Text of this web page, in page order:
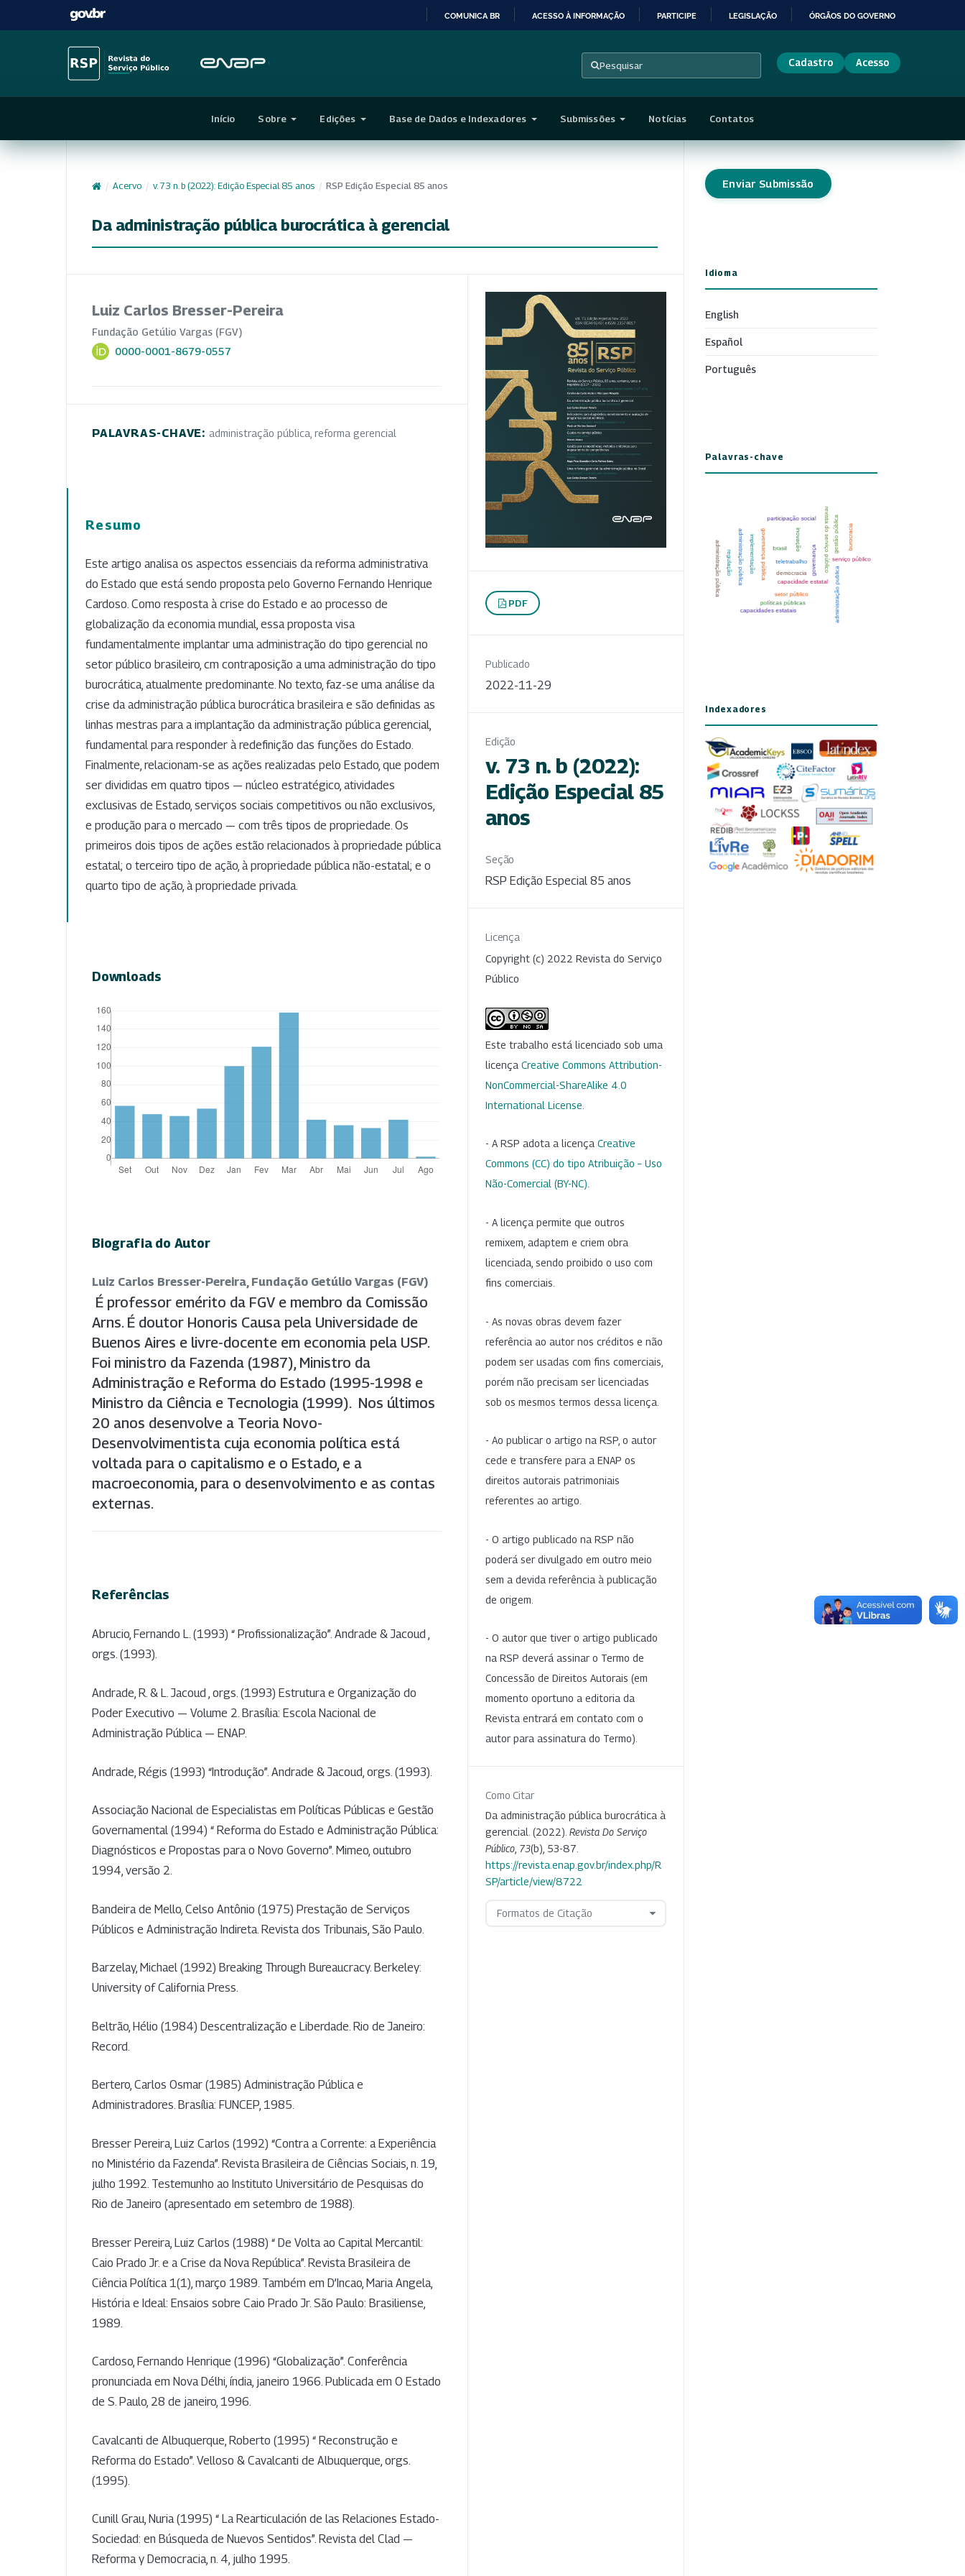
CONTEÚDO
COMUNICA BR ACESSO À INFORMAÇÃO PARTICIPE LEGISLAÇÃO ÓRGÃOS DO GOVERNO
Pesquisar Cadastro Acesso
Início Sobre Edições Base de Dados e Indexadores Submissões Notícias Contatos
/ Acervo / v. 73 n. b (2022): Edição Especial 85 anos / RSP Edição Especial 85 anos
Da administração pública burocrática à gerencial
Luiz Carlos Bresser-Pereira
Fundação Getúlio Vargas (FGV)
0000-0001-8679-0557
PALAVRAS-CHAVE: administração pública, reforma gerencial
Resumo
Este artigo analisa os aspectos essenciais da reforma administrativa
do Estado que está sendo proposta pelo Governo Fernando Henrique
Cardoso. Como resposta à crise do Estado e ao processo de
globalização da economia mundial, essa proposta visa
fundamentalmente implantar uma administração do tipo gerencial no
setor público brasileiro, cm contraposição a uma administração do tipo
burocrática, atualmente predominante. No texto, faz-se uma análise da
crise da administração pública burocrática brasileira e são definidas as
linhas mestras para a implantação da administração pública gerencial,
fundamental para responder à redefinição das funções do Estado.
Finalmente, relacionam-se as ações realizadas pelo Estado, que podem
ser divididas em quatro tipos — núcleo estratégico, atividades
exclusivas de Estado, serviços sociais competitivos ou não exclusivos,
e produção para o mercado — com três tipos de propriedade. Os
primeiros dois tipos de ações estão relacionados à propriedade pública
estatal; o terceiro tipo de ação, à propriedade pública não-estatal; e o
quarto tipo de ação, à propriedade privada.
Downloads
Biografia do Autor
Luiz Carlos Bresser-Pereira, Fundação Getúlio Vargas (FGV)
É professor emérito da FGV e membro da Comissão
Arns. É doutor Honoris Causa pela Universidade de
Buenos Aires e livre-docente em economia pela USP.
Foi ministro da Fazenda (1987), Ministro da
Administração e Reforma do Estado (1995-1998 e
Ministro da Ciência e Tecnologia (1999). Nos últimos
20 anos desenvolve a Teoria Novo-
Desenvolvimentista cuja economia política está
voltada para o capitalismo e o Estado, e a
macroeconomia, para o desenvolvimento e as contas
externas.
Referências
Abrucio, Fernando L. (1993) “ Profissionalização”. Andrade & Jacoud ,
orgs. (1993).
Andrade, R. & L. Jacoud , orgs. (1993) Estrutura e Organização do
Poder Executivo — Volume 2. Brasília: Escola Nacional de
Administração Pública — ENAP.
Andrade, Régis (1993) “Introdução”. Andrade & Jacoud, orgs. (1993).
Associação Nacional de Especialistas em Políticas Públicas e Gestão
Governamental (1994) “ Reforma do Estado e Administração Pública:
Diagnósticos e Propostas para o Novo Governo”. Mimeo, outubro
1994, versão 2.
Bandeira de Mello, Celso Antônio (1975) Prestação de Serviços
Públicos e Administração Indireta. Revista dos Tribunais, São Paulo.
Barzelay, Michael (1992) Breaking Through Bureaucracy. Berkeley:
University of California Press.
Beltrão, Hélio (1984) Descentralização e Liberdade. Rio de Janeiro:
Record.
Bertero, Carlos Osmar (1985) Administração Pública e
Administradores. Brasília: FUNCEP, 1985.
Bresser Pereira, Luiz Carlos (1992) “Contra a Corrente: a Experiência
no Ministério da Fazenda”. Revista Brasileira de Ciências Sociais, n. 19,
julho 1992. Testemunho ao Instituto Universitário de Pesquisas do
Rio de Janeiro (apresentado em setembro de 1988).
Bresser Pereira, Luiz Carlos (1988) “ De Volta ao Capital Mercantil:
Caio Prado Jr. e a Crise da Nova República”. Revista Brasileira de
Ciência Política 1(1), março 1989. Também em D’Incao, Maria Angela,
História e Ideal: Ensaios sobre Caio Prado Jr. São Paulo: Brasiliense,
1989.
Cardoso, Fernando Henrique (1996) “Globalização”. Conferência
pronunciada em Nova Délhi, índia, janeiro 1966. Publicada em O Estado
de S. Paulo, 28 de janeiro, 1996.
Cavalcanti de Albuquerque, Roberto (1995) “ Reconstrução e
Reforma do Estado”. Velloso & Cavalcanti de Albuquerque, orgs.
(1995).
Cunill Grau, Nuria (1995) “ La Rearticulación de las Relaciones Estado-
Sociedad: en Búsqueda de Nuevos Sentidos”. Revista del Clad —
Reforma y Democracia, n. 4, julho 1995.
PDF
Publicado
2022-11-29
Edição
v. 73 n. b (2022):
Edição Especial 85
anos
Seção
RSP Edição Especial 85 anos
Licença
Copyright (c) 2022 Revista do Serviço
Público
Este trabalho está licenciado sob uma
licença Creative Commons Attribution-
NonCommercial-ShareAlike 4.0
International License
- A RSP adota a licença Creative
Commons (CC) do tipo Atribuição – Uso
Não-Comercial (BY-NC)
- A licença permite que outros
remixem, adaptem e criem obra
licenciada, sendo proibido o uso com
fins comerciais.
- As novas obras devem fazer
referência ao autor nos créditos e não
podem ser usadas com fins comerciais,
porém não precisam ser licenciadas
sob os mesmos termos dessa licença.
- Ao publicar o artigo na RSP, o autor
cede e transfere para a ENAP os
direitos autorais patrimoniais
referentes ao artigo.
- O artigo publicado na RSP não
poderá ser divulgado em outro meio
sem a devida referência à publicação
de origem.
- O autor que tiver o artigo publicado
na RSP deverá assinar o Termo de
Concessão de Direitos Autorais (em
momento oportuno a editoria da
Revista entrará em contato com o
autor para assinatura do Termo).
Como Citar
Da administração pública burocrática à
gerencial. (2022). Revista Do Serviço
Público 73(b), 53-87.
https://revista.enap.gov.br/index.php/R
SP/article/view/8722
Formatos de Citação
Enviar Submissão
Idioma
English
Español
Português
Palavras-chave
Indexadores